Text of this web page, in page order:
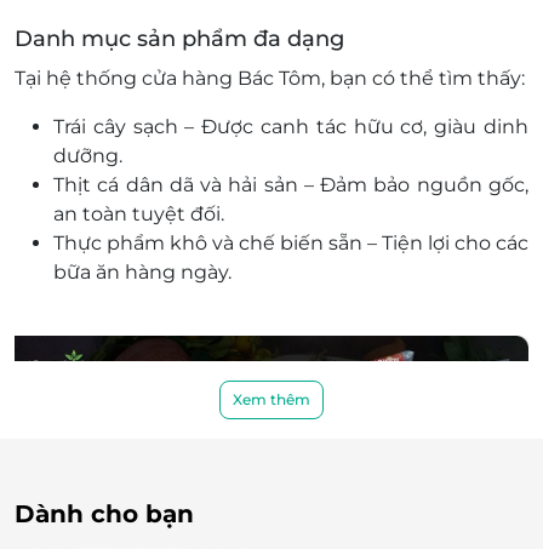
Danh mục sản phẩm đa dạng
Tại hệ thống cửa hàng Bác Tôm, bạn có thể tìm thấy:
Trái cây sạch – Được canh tác hữu cơ, giàu dinh
dưỡng.
Thịt cá dân dã và hải sản – Đảm bảo nguồn gốc,
an toàn tuyệt đối.
Thực phẩm khô và chế biến sẵn – Tiện lợi cho các
bữa ăn hàng ngày.
Xem thêm
Dành cho bạn